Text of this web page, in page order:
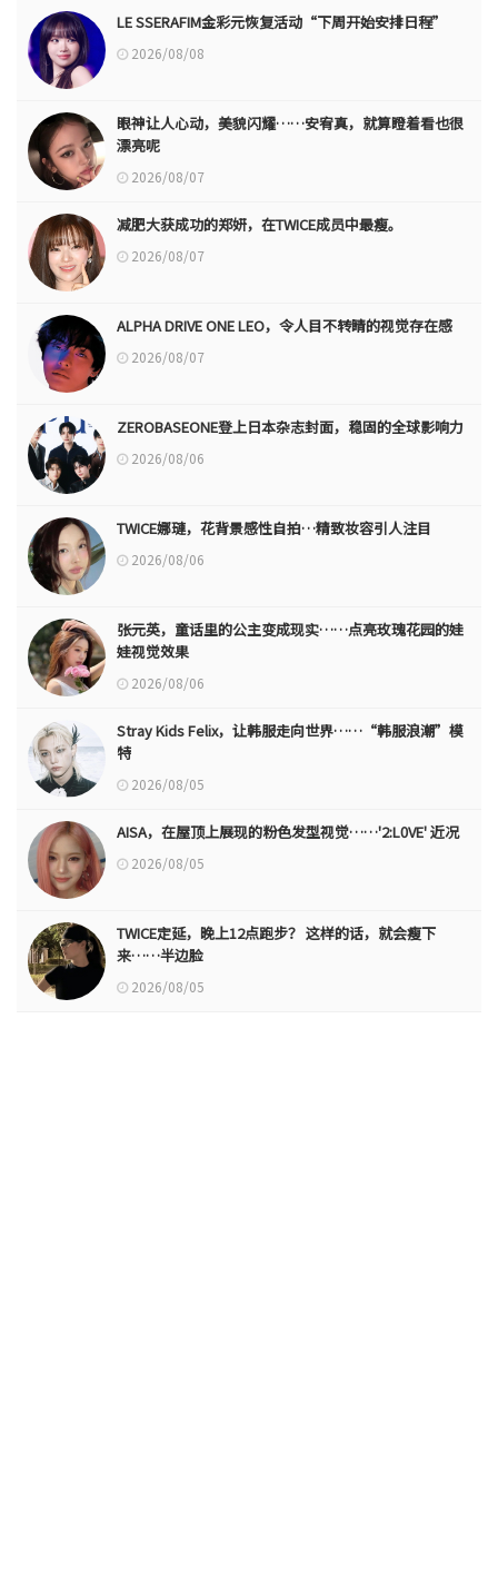
LE SSERAFIM金彩元恢复活动“下周开始安排日程”
2026/08/08
眼神让人心动，美貌闪耀……安宥真，就算瞪着看也很
漂亮呢
2026/08/07
减肥大获成功的郑妍，在TWICE成员中最瘦。
2026/08/07
ALPHA DRIVE ONE LEO，令人目不转睛的视觉存在感
2026/08/07
ZEROBASEONE登上日本杂志封面，稳固的全球影响力
2026/08/06
TWICE娜璉，花背景感性自拍…精致妆容引人注目
2026/08/06
张元英，童话里的公主变成现实……点亮玫瑰花园的娃
娃视觉效果
2026/08/06
Stray Kids Felix，让韩服走向世界……“韩服浪潮”模
特
2026/08/05
AISA，在屋顶上展现的粉色发型视觉……'2:L0VE' 近况
2026/08/05
TWICE定延，晚上12点跑步？ 这样的话，就会瘦下
来……半边脸
2026/08/05